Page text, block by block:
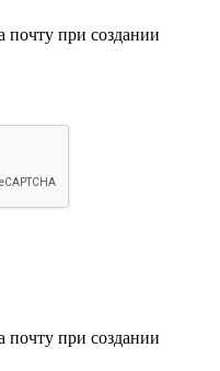
почту при создании
почту при создании